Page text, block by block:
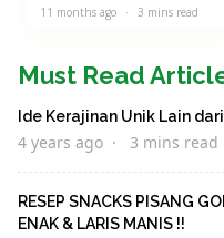
11 months ago 3 mins read
Must Read
Ide Kerajinan Unik Lain
4 years ago 3 mins read
RESEP SNACKS PISANG
ENAK & LARIS MANIS !!